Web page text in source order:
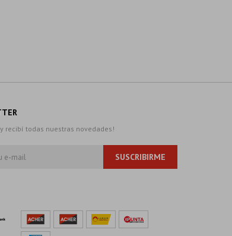
y recibí todas nuestras novedades!
SUSCRIBIRME